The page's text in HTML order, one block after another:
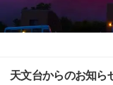
天文台からのお知ら